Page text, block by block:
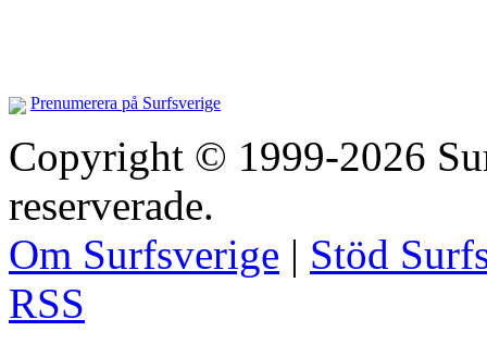
Prenumerera på Surfsverige
Copyright © 1999-2026
reserverade.
Om Surfsverige | Stöd
RSS